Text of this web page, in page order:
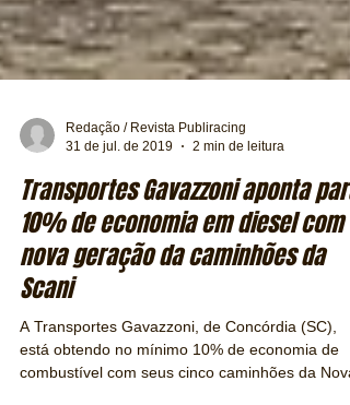
Redação / Revista Publiracing
31 de jul. de 2019
2 min de leitura
Transportes Gavazzoni aponta para
10% de economia em diesel com a
nova geração da caminhões da
Scani